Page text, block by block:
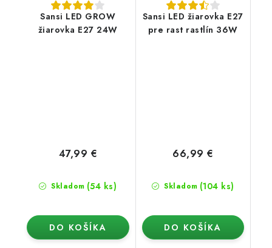
Sansi LED GROW
žiarovka E27 24W
Skladom (54 ks)
47,99 €
DO KOŠÍKA
Sansi LED žiarovka E27
pre rast rastlín 36W
Skladom (104 ks)
66,99 €
DO KOŠÍKA